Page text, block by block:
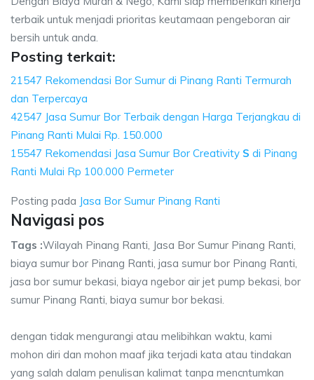
terbaik untuk menjadi prioritas keutamaan pengeboran air
bersih untuk anda.
Posting terkait:
21547 Rekomendasi Bor Sumur di Pinang Ranti Termurah
dan Terpercaya
42547 Jasa Sumur Bor Terbaik dengan Harga Terjangkau di
Pinang Ranti Mulai Rp. 150.000
15547 Rekomendasi Jasa Sumur Bor Creativity S di Pinang
Ranti Mulai Rp 100.000 Permeter
Posting pada Jasa Bor Sumur Pinang Ranti
Navigasi pos
Tags :Wilayah Pinang Ranti, Jasa Bor Sumur Pinang Ranti,
biaya sumur bor Pinang Ranti, jasa sumur bor Pinang Ranti,
jasa bor sumur bekasi, biaya ngebor air jet pump bekasi, bor
sumur Pinang Ranti, biaya sumur bor bekasi.
dengan tidak mengurangi atau melibihkan waktu, kami
mohon diri dan mohon maaf jika terjadi kata atau tindakan
yang salah dalam penulisan kalimat tanpa mencntumkan